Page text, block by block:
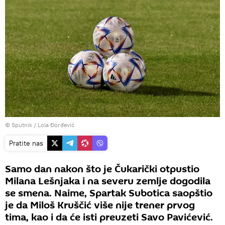
© Sputnik / Lola Đorđević
Pratite nas
Samo dan nakon što je Čukarički otpustio
Milana Lešnjaka i na severu zemlje dogodila
se smena. Naime, Spartak Subotica saopštio
je da Miloš Kruščić više nije trener prvog
tima, kao i da će isti preuzeti Savo Pavićević.